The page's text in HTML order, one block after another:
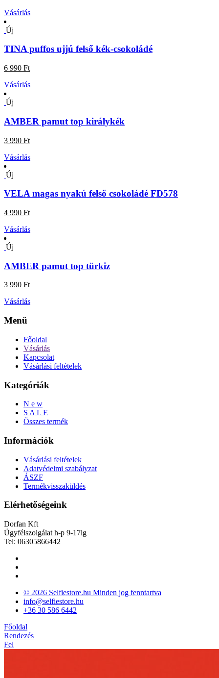
Vásárlás
Új
TINA puffos ujjú felső kék-csokoládé
6 990 Ft
Vásárlás
Új
AMBER pamut top királykék
3 990 Ft
Vásárlás
Új
VELA magas nyakú felső csokoládé FD578
4 990 Ft
Vásárlás
Új
AMBER pamut top türkiz
3 990 Ft
Vásárlás
Menü
Főoldal
Vásárlás
Kapcsolat
Vásárlási feltételek
Kategóriák
N e w
S A L E
Összes termék
Információk
Vásárlási feltételek
Adatvédelmi szabályzat
ÁSZF
Termékvisszaküldés
Elérhetőségeink
Dorfan Kft
Ügyfélszolgálat h-p 9-17ig
Tel: 06305866442
© 2026 Selfiestore.hu Minden jog fenntartva
info@selfiestore.hu
+36 30 586 6442
Főoldal
Rendezés
Fel